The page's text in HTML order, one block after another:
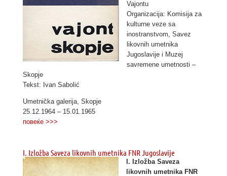
Vajontu
Organizacija: Komisija za
kulturne veze sa
inostranstvom, Savez
likovnih umetnika
Jugoslavije i Muzej
savremene umetnosti –
Skopje
Tekst: Ivan Sabolić
Umetnička galerija, Skopje
25.12.1964 – 15.01.1965
повеќе >>>
I. Izložba Saveza likovnih umetnika FNR Jugoslavije
I. Izložba Saveza
likovnih umetnika FNR